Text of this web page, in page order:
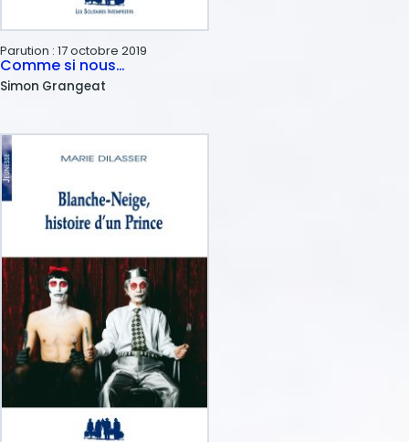
Parution : 17 octobre 2019
Comme si nous…
Simon Grangeat